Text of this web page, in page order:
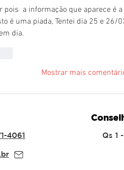
pois  a informação que aparece é
é uma piada, Tentei dia 25 e 26/
dia.
Mostrar mais
4061 Qs 1